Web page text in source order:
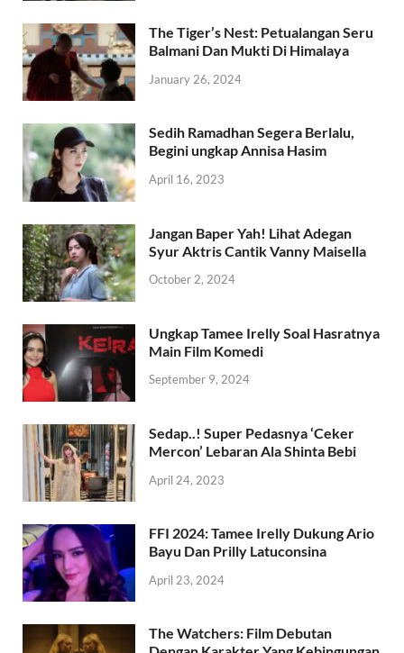
The Tiger’s Nest: Petualangan Seru
Balmani Dan Mukti Di Himalaya
January 26, 2024
Sedih Ramadhan Segera Berlalu,
Begini ungkap Annisa Hasim
April 16, 2023
Jangan Baper Yah! Lihat Adegan
Syur Aktris Cantik Vanny Maisella
October 2, 2024
Ungkap Tamee Irelly Soal Hasratnya
Main Film Komedi
September 9, 2024
Sedap..! Super Pedasnya ‘Ceker
Mercon’ Lebaran Ala Shinta Bebi
April 24, 2023
FFI 2024: Tamee Irelly Dukung Ario
Bayu Dan Prilly Latuconsina
April 23, 2024
The Watchers: Film Debutan